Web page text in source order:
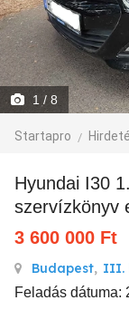
1 / 8
Startapro
Hyundai I30 1.4i kevésKM vezetett
szervízkönyv
3 600 000 Ft
Budapest, III.
Feladás dátuma: